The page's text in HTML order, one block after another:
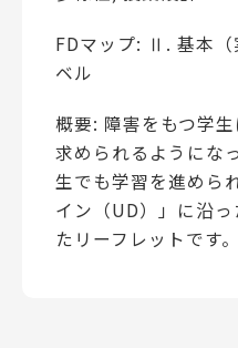
FDマップ: Ⅱ. 基本（
ベル
概要: 障害をもつ学
求められるようにな
生でも学習を進めら
イン（UD）」に沿
たリーフレットです。